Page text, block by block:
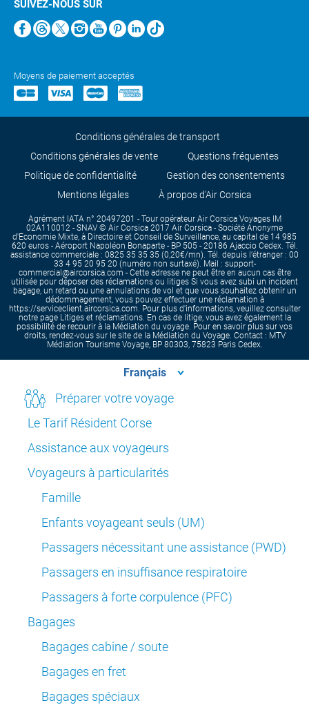
SUIVEZ-NOUS SUR
Moyens de paiement acceptés
Conditions générales de transport
Conditions générales de vente
Questions fréquentes
Politique de confidentialité
Gestion des consentements
Mentions légales
À propos d'Air Corsica
Agrément IATA n° 20497201 - Tour opérateur Air Corsica Voyages IM
02A110012 - SNAV © Air Corsica 2017 Air Corsica - Société Anonyme
d'Economie Mixte, à Directoire et Conseil de Surveillance, au capital de 14 985
620 euros - Aéroport Napoléon Bonaparte - BP 505 - 20186 Ajaccio Cedex. Tél.
assistance commerciale : 0825 35 35 35 (0,20€/mn). Tél. depuis l’étranger : 00
33 4 95 20 95 20 (numéro non surtaxé). Mail : support-
commercial@aircorsica.com - Cette adresse ne peut être en aucun cas être
utilisée pour déposer des réclamations ou litiges Si vous avez subi un incident
bagage, un retard ou une annulations de vol et que vous souhaitez obtenir un
dédommagement, vous pouvez effectuer une réclamation à
https://serviceclient.aircorsica.com. Pour plus d'informations, veuillez consulter
notre page Litiges et réclamations. En cas de litige, vous avez également la
possibilité de recourir à la Médiation du voyage. Pour en savoir plus sur vos
droits, rendez-vous sur le site de la Médiation du Voyage. Contact : MTV
Médiation Tourisme Voyage, BP 80303, 75823 Paris Cedex.
Préparer votre voyage
Le Tarif Résident Corse
Assistance aux voyageurs
Voyageurs à particularités
Famille
Enfants voyageant seuls (UM)
Passagers nécessitant une assistance (PWD)
Passagers en insuffisance respiratoire
Passagers à forte corpulence (PFC)
Bagages
Bagages cabine / soute
Bagages en fret
Bagages spéciaux